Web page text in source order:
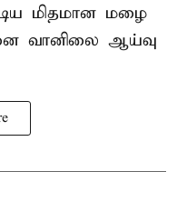
மிதமான மழை
வானிலை ஆய்வு